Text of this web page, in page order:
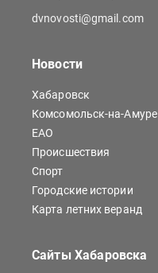
dvnovosti@gmail.com
Новости
Хабаровск
Комсомольск-на-Амуре
ЕАО
Происшествия
Спорт
Городские истории
Карта летних веранд
Сайты Хабаровска